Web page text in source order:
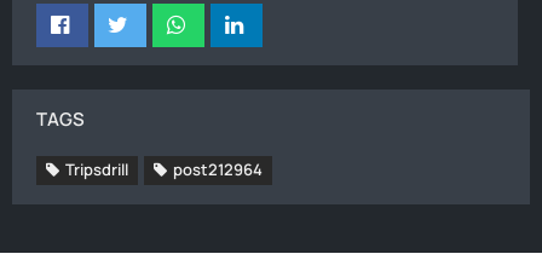
TAGS
Tripsdrill post212964